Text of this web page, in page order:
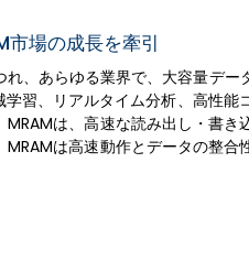
市場の成長を牽引
、あらゆる業界で、大容量デ
習、リアルタイム分析、高性
は、高速な読み出し・書
は高速動作とデータの整